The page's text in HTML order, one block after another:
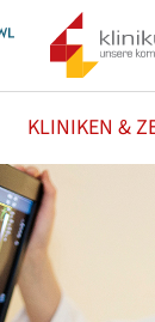
KLINIKEN &